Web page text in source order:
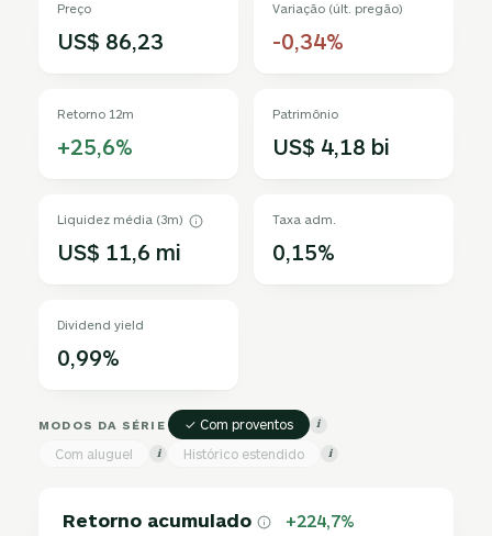
Preço
US$ 86,23
Variação (últ. pregão)
-0,34%
Retorno 12m
+25,6%
Patrimônio
US$ 4,18 bi
Liquidez média (3m)
US$ 11,6 mi
Taxa adm.
0,15%
Dividend yield
0,99%
MODOS DA SÉRIE ✓ Com proventos i
Com aluguel i Histórico estendido i
Retorno acumulado +224,7%